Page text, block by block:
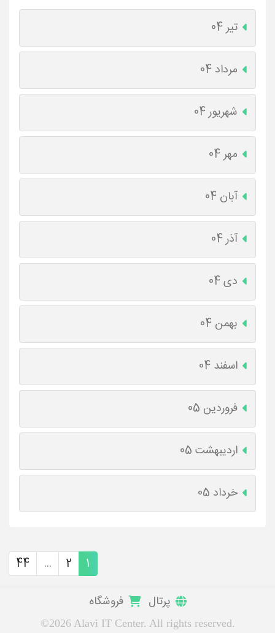
تیر 04
مرداد 04
شهریور 04
مهر 04
آبان 04
آذر 04
دی 04
بهمن 04
اسفند 04
فروردین 05
اردیبهشت 05
خرداد 05
1
2
...
44
پرتال فروشگاه
©2026 Alavi IT Center. All rights reserved.